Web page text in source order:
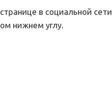
в социальной сети.
нижнем углу.